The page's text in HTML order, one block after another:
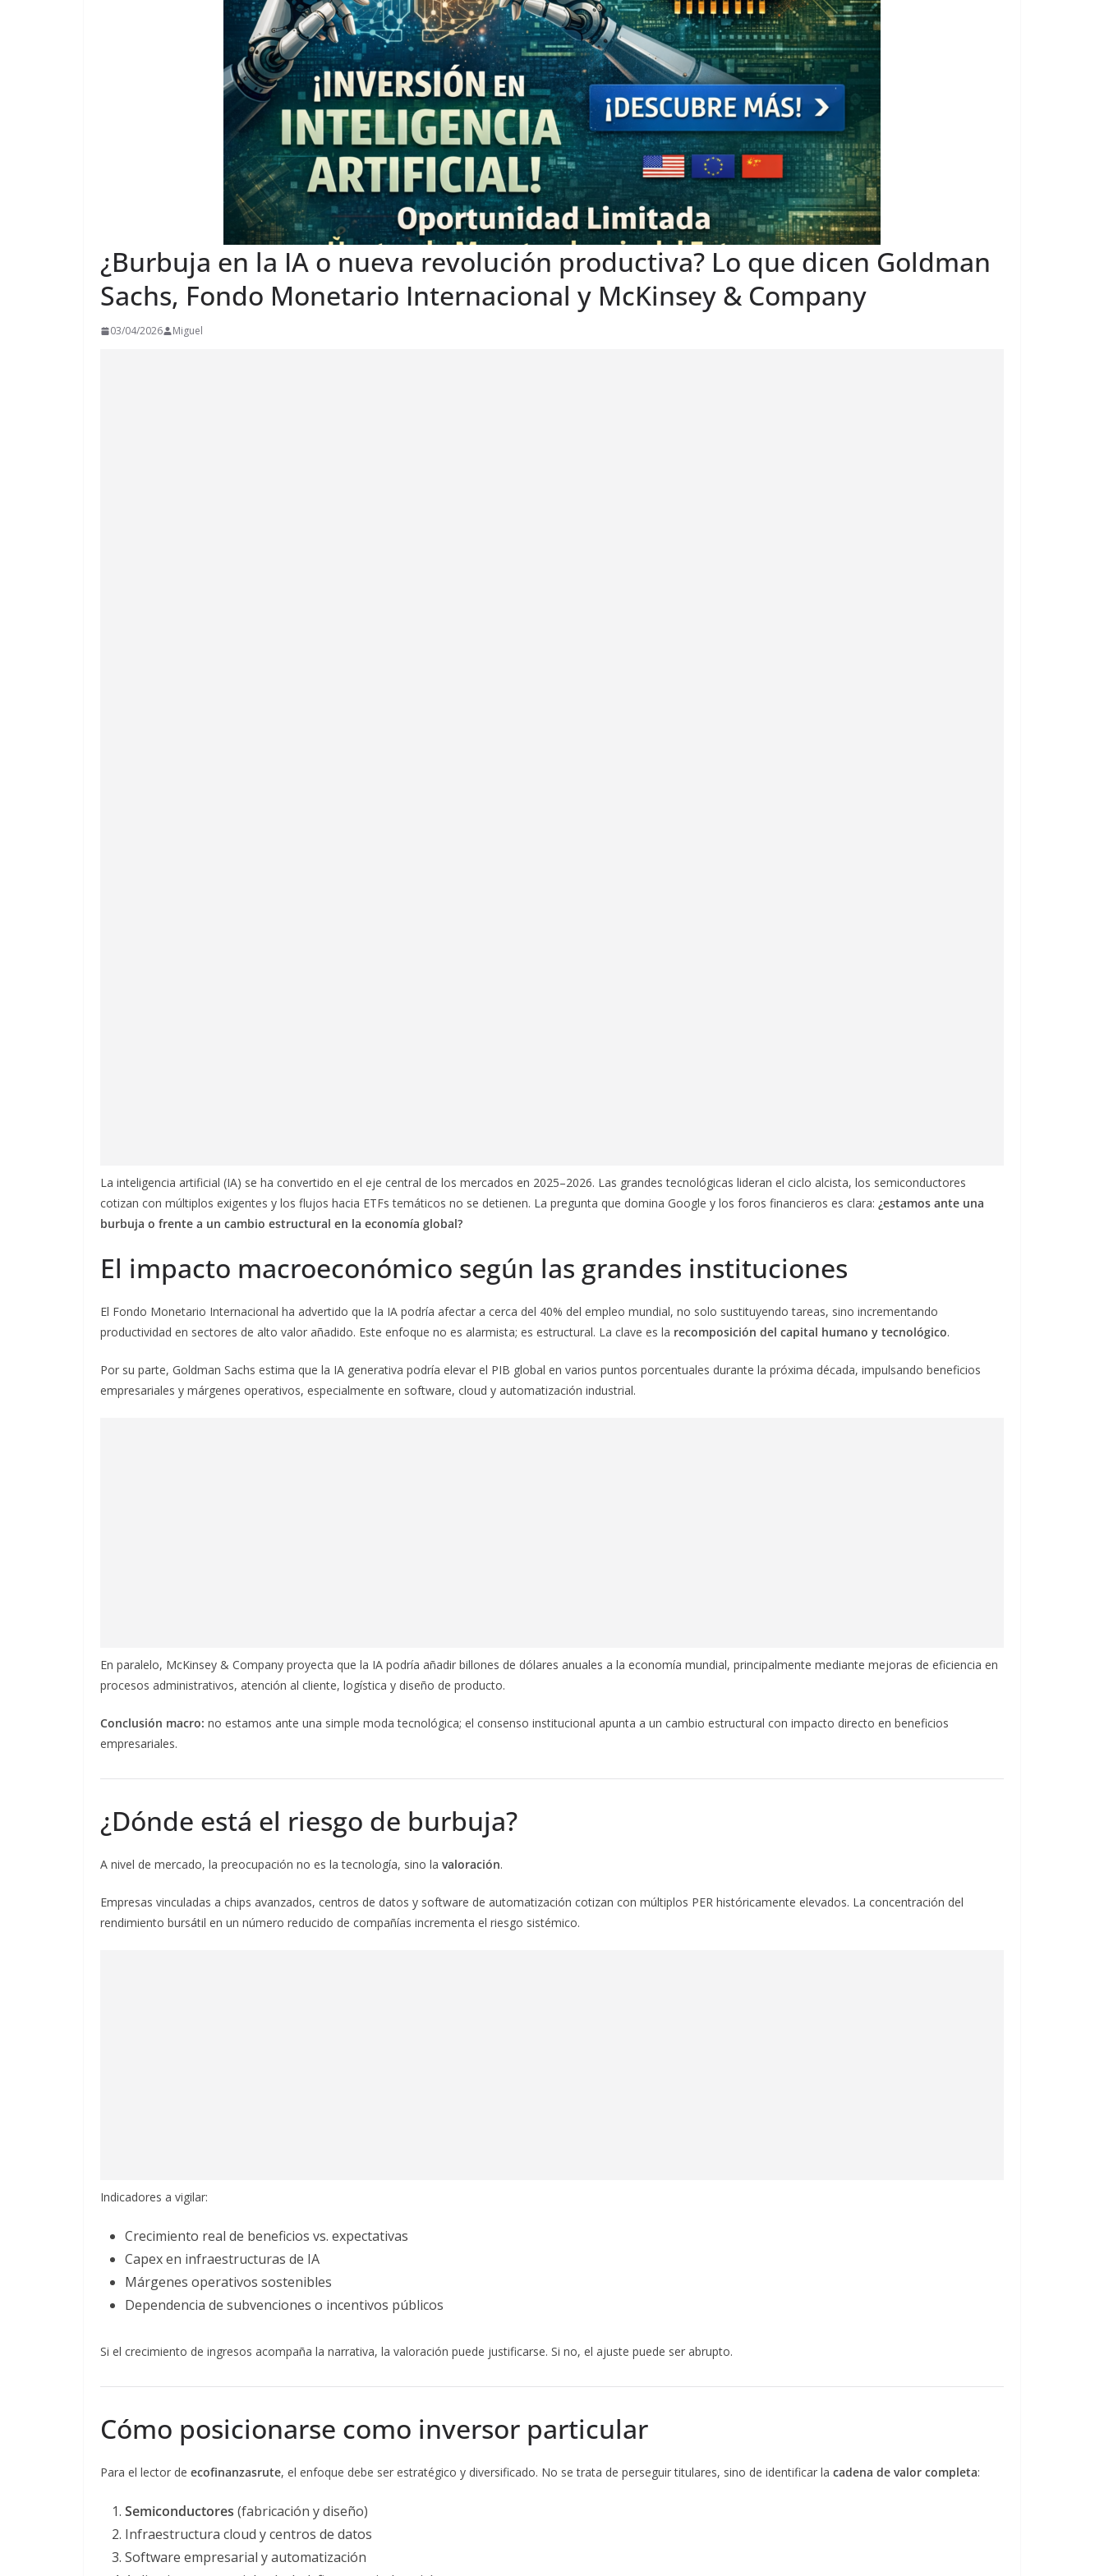
¿Burbuja en la IA o nueva revolución productiva? Lo que dicen Goldman
Sachs, Fondo Monetario Internacional y McKinsey & Company
03/04/2026 Miguel
La inteligencia artificial (IA) se ha convertido en el eje central de los mercados en 2025–2026. Las grandes tecnológicas lideran el ciclo alcista, los semiconductores
cotizan con múltiplos exigentes y los flujos hacia ETFs temáticos no se detienen. La pregunta que domina Google y los foros financieros es clara: ¿estamos ante una
burbuja o frente a un cambio estructural en la economía global?
El impacto macroeconómico según las grandes instituciones
El Fondo Monetario Internacional ha advertido que la IA podría afectar a cerca del 40% del empleo mundial, no solo sustituyendo tareas, sino incrementando
productividad en sectores de alto valor añadido. Este enfoque no es alarmista; es estructural. La clave es la recomposición del capital humano y tecnológico.
Por su parte, Goldman Sachs estima que la IA generativa podría elevar el PIB global en varios puntos porcentuales durante la próxima década, impulsando beneficios
empresariales y márgenes operativos, especialmente en software, cloud y automatización industrial.
En paralelo, McKinsey & Company proyecta que la IA podría añadir billones de dólares anuales a la economía mundial, principalmente mediante mejoras de eficiencia en
procesos administrativos, atención al cliente, logística y diseño de producto.
Conclusión macro: no estamos ante una simple moda tecnológica; el consenso institucional apunta a un cambio estructural con impacto directo en beneficios
empresariales.
¿Dónde está el riesgo de burbuja?
A nivel de mercado, la preocupación no es la tecnología, sino la valoración.
Empresas vinculadas a chips avanzados, centros de datos y software de automatización cotizan con múltiplos PER históricamente elevados. La concentración del
rendimiento bursátil en un número reducido de compañías incrementa el riesgo sistémico.
Indicadores a vigilar:
Crecimiento real de beneficios vs. expectativas
Capex en infraestructuras de IA
Márgenes operativos sostenibles
Dependencia de subvenciones o incentivos públicos
Si el crecimiento de ingresos acompaña la narrativa, la valoración puede justificarse. Si no, el ajuste puede ser abrupto.
Cómo posicionarse como inversor particular
Para el lector de ecofinanzasrute, el enfoque debe ser estratégico y diversificado. No se trata de perseguir titulares, sino de identificar la cadena de valor completa:
Semiconductores (fabricación y diseño)
Infraestructura cloud y centros de datos
Software empresarial y automatización